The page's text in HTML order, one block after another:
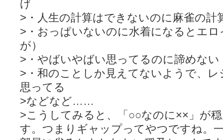
げ
>・人生の計算はできないのに麻雀の計
>・おっぱいないのに水着になるとエ
が）
>・やばいやばい思ってるのに諦めない
>・和のことしか見えてないようで、
思ってる
>などなど……
>こうしてみると、「○○なのに××」が
す。つまりギャップってやつですね。